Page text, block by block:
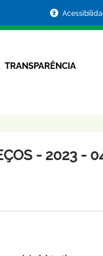
TRANSPARÊNCIA
- 2023 -